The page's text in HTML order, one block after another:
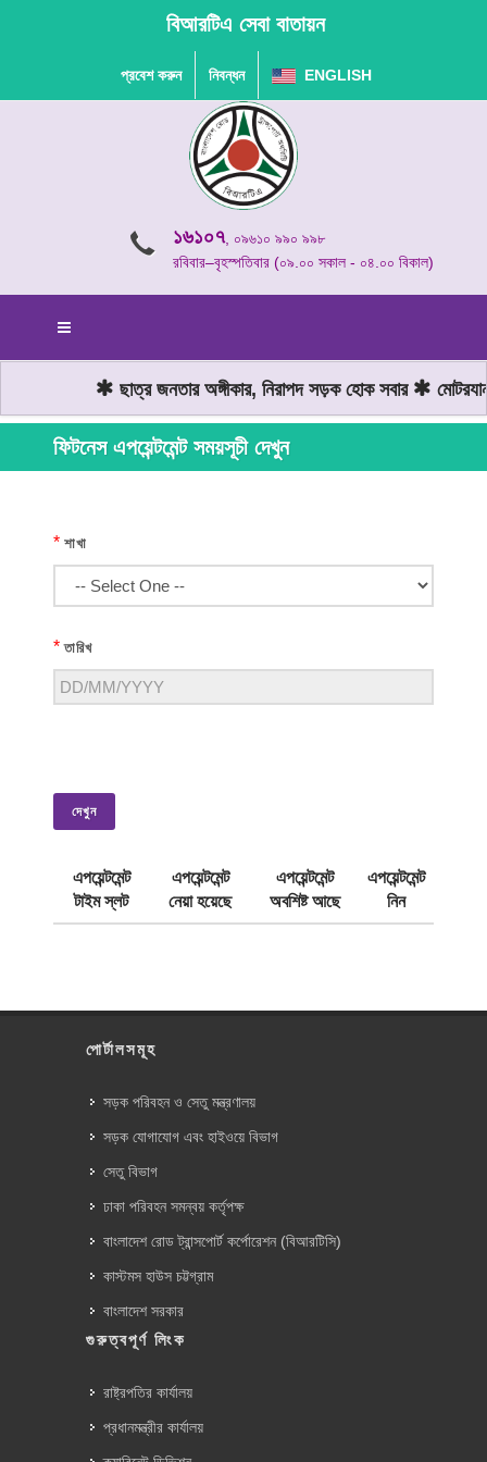
বিআরটিএ সেবা বাতায়ন
প্রবেশ করুন নিবন্ধন ENGLISH
১৬১০৭, ০৯৬১০ ৯৯০ ৯৯৮
রবিবার–বৃহস্পতিবার (০৯.০০ সকাল - ০৪.০০ বিকাল)
ছাত্র জনতার অঙ্গীকার, নিরাপদ সড়ক হোক সবার মোটরযান
ফিটনেস এপয়েন্টমেন্ট সময়সূচী দেখুন
* শাখা
* তারিখ
দেখুন
এপয়েন্টমেন্ট
টাইম স্লট
এপয়েন্টমেন্ট
নেয়া হয়েছে
এপয়েন্টমেন্ট
অবশিষ্ট আছে
এপয়েন্টমেন্ট
নিন
পোর্টালসমূহ
সড়ক পরিবহন ও সেতু মন্ত্রণালয়
সড়ক যোগাযোগ এবং হাইওয়ে বিভাগ
সেতু বিভাগ
ঢাকা পরিবহন সমন্বয় কর্তৃপক্ষ
বাংলাদেশ রোড ট্রান্সপোর্ট কর্পোরেশন (বিআরটিসি)
কাস্টমস হাউস চট্টগ্রাম
বাংলাদেশ সরকার
গুরুত্বপূর্ণ লিংক
রাষ্ট্রপতির কার্যালয়
প্রধানমন্ত্রীর কার্যালয়